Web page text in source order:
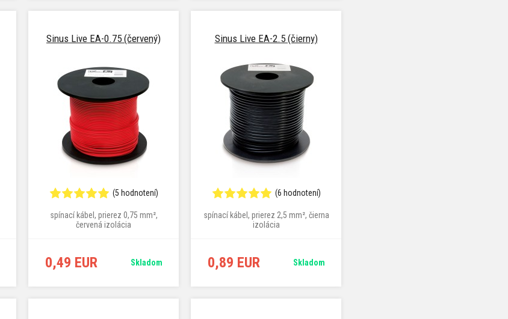
Sinus Live EA-0.75 (červený)
(5 hodnotení)
spínací kábel, prierez 0,75 mm²,
červená izolácia
0,49 EUR Skladom
Sinus Live EA-2.5 (čierny)
(6 hodnotení)
spínací kábel, prierez 2,5 mm², čierna
izolácia
0,89 EUR Skladom